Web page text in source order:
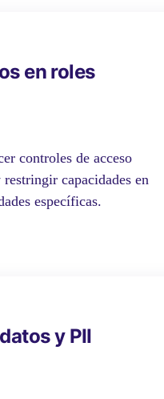
en roles
controles de acceso
capacidades en
específicas.
y PII